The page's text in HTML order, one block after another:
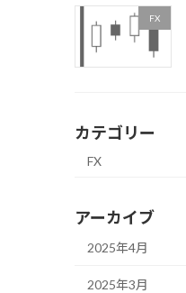
FX
カテゴリー
FX
アーカイブ
2025年4月
2025年3月